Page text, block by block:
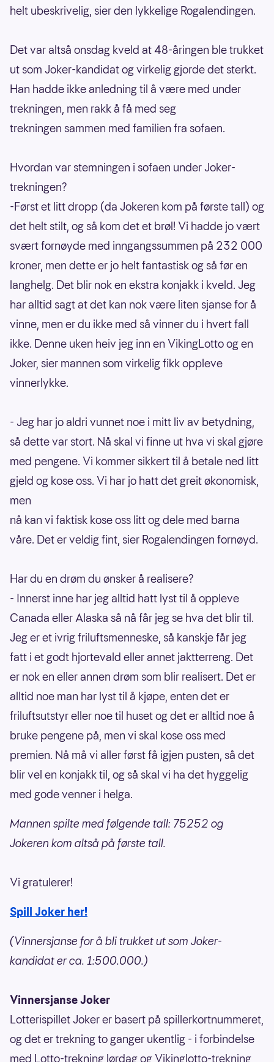
helt ubeskrivelig, sier den lykkelige Rogalendingen.
Det var altså onsdag kveld at 48-åringen ble trukket
ut som Joker-kandidat og virkelig gjorde det sterkt.
Han hadde ikke anledning til å være med under
trekningen, men rakk å få med seg
trekningen sammen med familien fra sofaen.
Hvordan var stemningen i sofaen under Joker-
trekningen?
-Først et litt dropp (da Jokeren kom på første tall) og
det helt stilt, og så kom det et brøl! Vi hadde jo vært
svært fornøyde med inngangssummen på 232 000
kroner, men dette er jo helt fantastisk og så før en
langhelg. Det blir nok en ekstra konjakk i kveld. Jeg
har alltid sagt at det kan nok være liten sjanse for å
vinne, men er du ikke med så vinner du i hvert fall
ikke. Denne uken heiv jeg inn en VikingLotto og en
Joker, sier mannen som virkelig fikk oppleve
vinnerlykke.
- Jeg har jo aldri vunnet noe i mitt liv av betydning,
så dette var stort. Nå skal vi finne ut hva vi skal gjøre
med pengene. Vi kommer sikkert til å betale ned litt
gjeld og kose oss. Vi har jo hatt det greit økonomisk,
men
nå kan vi faktisk kose oss litt og dele med barna
våre. Det er veldig fint, sier Rogalendingen fornøyd.
Har du en drøm du ønsker å realisere?
- Innerst inne har jeg alltid hatt lyst til å oppleve
Canada eller Alaska så nå får jeg se hva det blir til.
Jeg er et ivrig friluftsmenneske, så kanskje får jeg
fatt i et godt hjortevald eller annet jaktterreng. Det
er nok en eller annen drøm som blir realisert. Det er
alltid noe man har lyst til å kjøpe, enten det er
friluftsutstyr eller noe til huset og det er alltid noe å
bruke pengene på, men vi skal kose oss med
premien. Nå må vi aller først få igjen pusten, så det
blir vel en konjakk til, og så skal vi ha det hyggelig
med gode venner i helga.
Mannen spilte med følgende tall: 75252 og
Jokeren kom altså på første tall.
Vi gratulerer!
Spill Joker her!
(Vinnersjanse for å bli trukket ut som Joker-
kandidat er ca. 1:500.000.)
Vinnersjanse Joker
Lotterispillet Joker er basert på spillerkortnummeret,
og det er trekning to ganger ukentlig - i forbindelse
med Lotto-trekning lørdag og Vikinglotto-trekning